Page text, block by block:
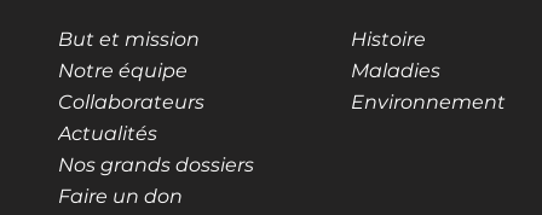
But et mission
Notre équipe
Collaborateurs
Actualités
Histoire
Maladies
Environnement
Nos grands dossiers
Faire un don